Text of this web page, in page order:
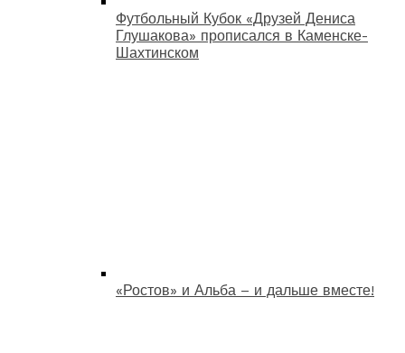
Футбольный Кубок «Друзей Дениса
Глушакова» прописался в Каменске-
Шахтинском
«Ростов» и Альба – и дальше вместе!